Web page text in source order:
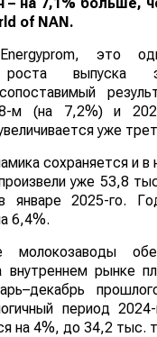
of NAN.
это
роста выпуска
м (на 7,2%) и
уже
январе произвели
чем в январе
на 6,4%.
молокозаводы
внутреннем рынке
период
на 4%, до 34,2 тыс.